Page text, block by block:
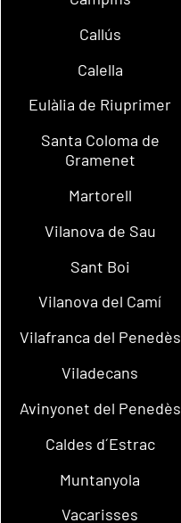
Callús
Calella
Eulàlia de Riuprimer
Santa Coloma de
Gramenet
Martorell
Vilanova de Sau
Sant Boi
Vilanova del Camí
Vilafranca del Penedès
Viladecans
Avinyonet del Penedès
Caldes d´Estrac
Muntanyola
Vacarisses